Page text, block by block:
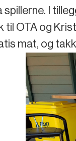
I
til OTA og
mat, og